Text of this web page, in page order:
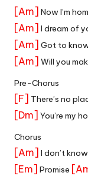
[Am] Now I’m
[Am] I dream of
[Am] Got to
[Am] Will you
Pre-Chorus
[F] There’s no
[Dm] You’re my
Chorus
[Am] I don’t
[Em] Promise